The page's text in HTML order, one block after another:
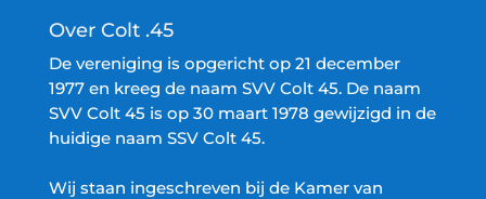
Over Colt .45
De vereniging is opgericht op 21 december
1977 en kreeg de naam SVV Colt 45. De naam
SVV Colt 45 is op 30 maart 1978 gewijzigd in de
huidige naam SSV Colt 45.
Wij staan ingeschreven bij de Kamer van